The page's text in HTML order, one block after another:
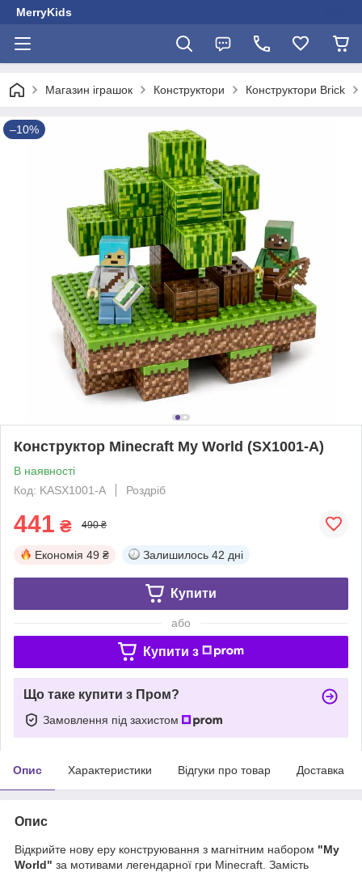
MerryKids
Магазин іграшок Конструктори Конструктори Brick
–10%
Конструктор Minecraft My World (SX1001-A)
В наявності
Код: KASX1001-A
Роздріб
441 ₴ 490 ₴
Економія 49 ₴ Залишилось 42 дні
Купити
або
Купити з
Що таке купити з Пром?
Замовлення під захистом
Опис Характеристики Відгуки про товар Доставка
Опис
Відкрийте нову еру конструювання з магнітним набором "My
World" за мотивами легендарної гри Minecraft. Замість